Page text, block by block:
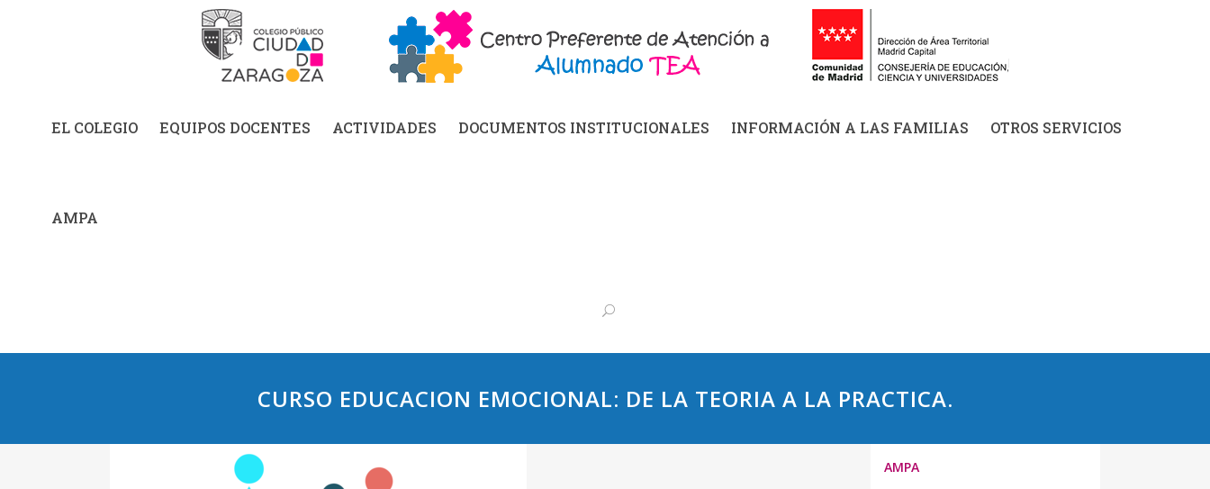
EL COLEGIO EQUIPOS DOCENTES ACTIVIDADES DOCUMENTOS INSTITUCIONALES INFORMACIÓN A LAS FAMILIAS OTROS SERVICIOS
AMPA
CURSO EDUCACION EMOCIONAL: DE LA TEORIA A LA PRACTICA.
AMPA